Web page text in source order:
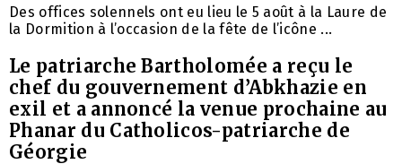
Des offices solennels ont eu lieu le 5 août à la Laure de
la Dormition à l’occasion de la fête de l’icône ...
Le patriarche Bartholomée a reçu le
chef du gouvernement d’Abkhazie en
exil et a annoncé la venue prochaine au
Phanar du Catholicos-patriarche de
Géorgie